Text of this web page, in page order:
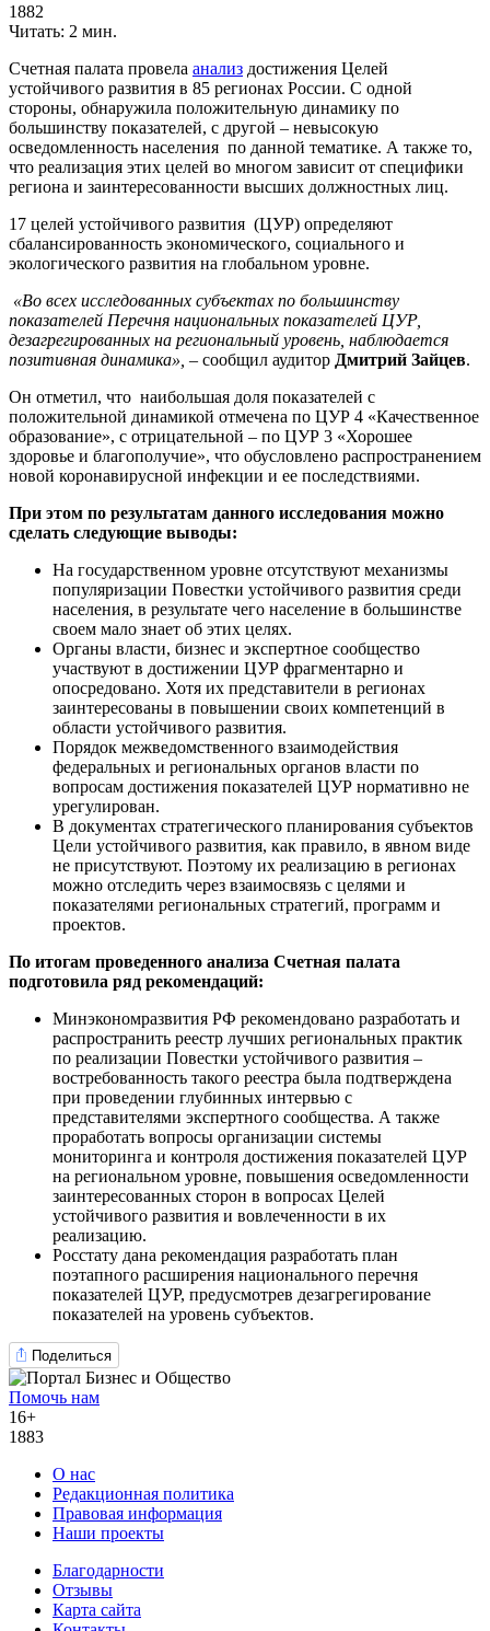
1882
Читать: 2 мин.
Счетная палата провела анализ достижения Целей
устойчивого развития в 85 регионах России. С одной
стороны, обнаружила положительную динамику по
большинству показателей, с другой – невысокую
осведомленность населения по данной тематике. А также то,
что реализация этих целей во многом зависит от специфики
региона и заинтересованности высших должностных лиц.
17 целей устойчивого развития (ЦУР) определяют
сбалансированность экономического, социального и
экологического развития на глобальном уровне.
«Во всех исследованных субъектах по большинству
показателей Перечня национальных показателей ЦУР,
дезагрегированных на региональный уровень, наблюдается
позитивная динамика», – сообщил аудитор Дмитрий Зайцев.
Он отметил, что наибольшая доля показателей с
положительной динамикой отмечена по ЦУР 4 «Качественное
образование», с отрицательной – по ЦУР 3 «Хорошее
здоровье и благополучие», что обусловлено распространением
новой коронавирусной инфекции и ее последствиями.
При этом по результатам данного исследования можно
сделать следующие выводы:
На государственном уровне отсутствуют механизмы
популяризации Повестки устойчивого развития среди
населения, в результате чего население в большинстве
своем мало знает об этих целях.
Органы власти, бизнес и экспертное сообщество
участвуют в достижении ЦУР фрагментарно и
опосредовано. Хотя их представители в регионах
заинтересованы в повышении своих компетенций в
области устойчивого развития.
Порядок межведомственного взаимодействия
федеральных и региональных органов власти по
вопросам достижения показателей ЦУР нормативно не
урегулирован.
В документах стратегического планирования субъектов
Цели устойчивого развития, как правило, в явном виде
не присутствуют. Поэтому их реализацию в регионах
можно отследить через взаимосвязь с целями и
показателями региональных стратегий, программ и
проектов.
По итогам проведенного анализа Счетная палата
подготовила ряд рекомендаций:
Минэкономразвития РФ рекомендовано разработать и
распространить реестр лучших региональных практик
по реализации Повестки устойчивого развития –
востребованность такого реестра была подтверждена
при проведении глубинных интервью с
представителями экспертного сообщества. А также
проработать вопросы организации системы
мониторинга и контроля достижения показателей ЦУР
на региональном уровне, повышения осведомленности
заинтересованных сторон в вопросах Целей
устойчивого развития и вовлеченности в их
реализацию.
Росстату дана рекомендация разработать план
поэтапного расширения национального перечня
показателей ЦУР, предусмотрев дезагрегирование
показателей на уровень субъектов.
Поделиться
Помочь нам
16+
1883
О нас
Редакционная политика
Правовая информация
Наши проекты
Благодарности
Отзывы
Карта сайта